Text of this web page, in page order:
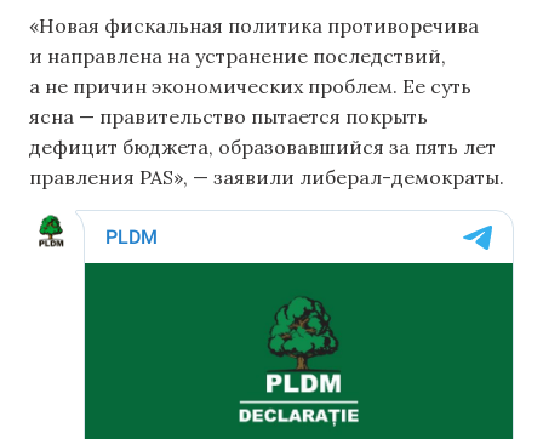
«Новая фискальная политика противоречива
и направлена ​​на устранение последствий,
а не причин экономических проблем. Ее суть
ясна — правительство пытается покрыть
дефицит бюджета, образовавшийся за пять лет
правления PAS», — заявили либерал-демократы.